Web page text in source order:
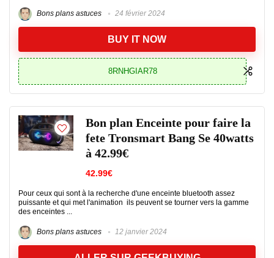
Bons plans astuces 24 février 2024
BUY IT NOW
8RNHGIAR78
Bon plan Enceinte pour faire la
fete Tronsmart Bang Se 40watts
à 42.99€
42.99€
Pour ceux qui sont à la recherche d'une enceinte bluetooth assez
puissante et qui met l'animation ils peuvent se tourner vers la gamme
des enceintes ...
Bons plans astuces 12 janvier 2024